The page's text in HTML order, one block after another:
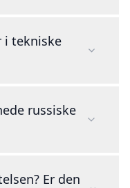
i tekniske
russiske
Er den